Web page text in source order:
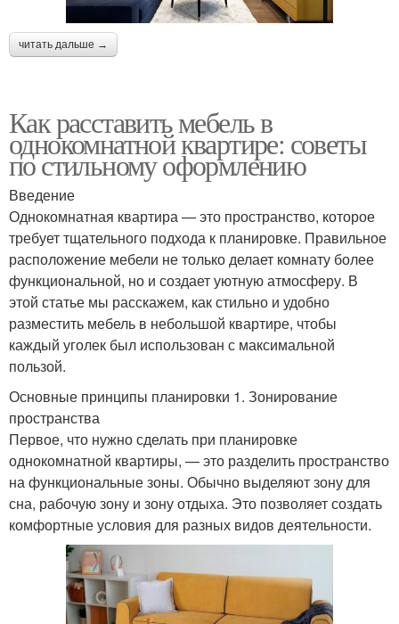
читать дальше →
Как расставить мебель в
однокомнатной квартире: советы
по стильному оформлению
Введение
Однокомнатная квартира — это пространство, которое
требует тщательного подхода к планировке. Правильное
расположение мебели не только делает комнату более
функциональной, но и создает уютную атмосферу. В
этой статье мы расскажем, как стильно и удобно
разместить мебель в небольшой квартире, чтобы
каждый уголек был использован с максимальной
пользой.
Основные принципы планировки 1. Зонирование
пространства
Первое, что нужно сделать при планировке
однокомнатной квартиры, — это разделить пространство
на функциональные зоны. Обычно выделяют зону для
сна, рабочую зону и зону отдыха. Это позволяет создать
комфортные условия для разных видов деятельности.